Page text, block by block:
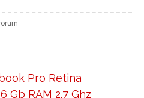
Pro Retina
Gb RAM 2.7 Ghz